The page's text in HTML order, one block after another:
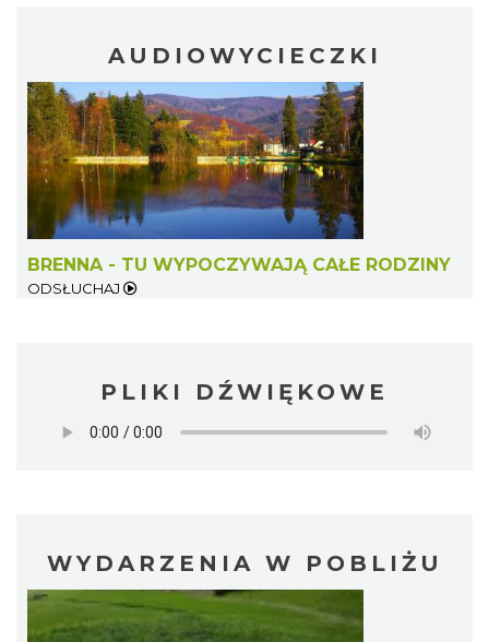
AUDIOWYCIECZKI
BRENNA - TU WYPOCZYWAJĄ CAŁE RODZINY
ODSŁUCHAJ
PLIKI DŹWIĘKOWE
WYDARZENIA W POBLIŻU